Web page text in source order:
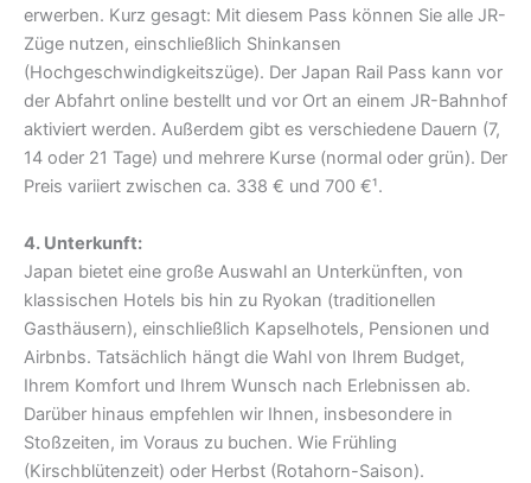
erwerben. Kurz gesagt: Mit diesem Pass können Sie alle JR-
Züge nutzen, einschließlich Shinkansen
(Hochgeschwindigkeitszüge). Der Japan Rail Pass kann vor
der Abfahrt online bestellt und vor Ort an einem JR-Bahnhof
aktiviert werden. Außerdem gibt es verschiedene Dauern (7,
14 oder 21 Tage) und mehrere Kurse (normal oder grün). Der
Preis variiert zwischen ca. 338 € und 700 €¹.
4. Unterkunft:
Japan bietet eine große Auswahl an Unterkünften, von
klassischen Hotels bis hin zu Ryokan (traditionellen
Gasthäusern), einschließlich Kapselhotels, Pensionen und
Airbnbs. Tatsächlich hängt die Wahl von Ihrem Budget,
Ihrem Komfort und Ihrem Wunsch nach Erlebnissen ab.
Darüber hinaus empfehlen wir Ihnen, insbesondere in
Stoßzeiten, im Voraus zu buchen. Wie Frühling
(Kirschblütenzeit) oder Herbst (Rotahorn-Saison).